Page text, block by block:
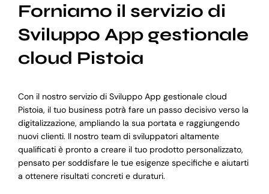
Forniamo il servizio di
Sviluppo App gestionale
cloud Pistoia
Con il nostro servizio di Sviluppo App gestionale cloud
Pistoia, il tuo business potrà fare un passo decisivo verso la
digitalizzazione, ampliando la sua portata e raggiungendo
nuovi clienti. Il nostro team di sviluppatori altamente
qualificati è pronto a creare il tuo prodotto personalizzato,
pensato per soddisfare le tue esigenze specifiche e aiutarti
a ottenere risultati concreti e duraturi.